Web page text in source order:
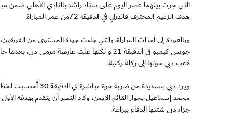
هدف الزعيم المحترف فاندرلي في الدقيقة 72من عمر المباراة.
وبالعودة إلى أحداث المباراة، والتي جاءت جيدة المستوى من
جويس كيمبو في الدقيقة 21 و لكنها علت عارضة
لاعب دبي حولها إلى ركلة ركنية.
ويرد دبي بتسديدة
جزاء دبي شتتها الدفاع ببراعة.